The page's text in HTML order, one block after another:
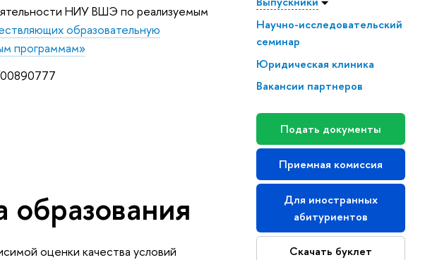
Научно-исследовательский
семинар
Юридическая клиника
Вакансии партнеров
Подать документы
Приемная комиссия
Для иностранных
абитуриентов
Скачать буклет
НИУ ВШЭ по реализуемым
образовательную
программам»
образования
оценки качества условий